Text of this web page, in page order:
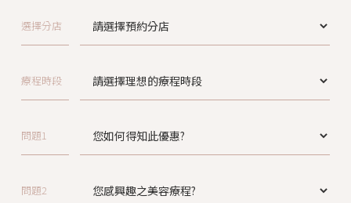
選擇分店
療程時段
問題1
問題2